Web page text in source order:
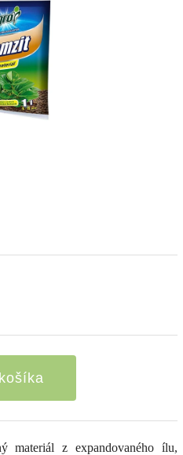
materiál z expandovaného ílu,